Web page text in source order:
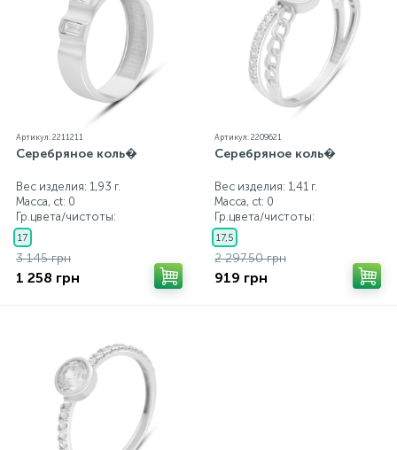
Артикул: 2211211
Серебряное коль�
Вес изделия: 1,93 г.
Масса, ct: 0
Гр.цвета/чистоты:
17
3 145 грн
1 258 грн
Артикул: 2209621
Серебряное коль�
Вес изделия: 1,41 г.
Масса, ct: 0
Гр.цвета/чистоты:
17,5
2 297.50 грн
919 грн